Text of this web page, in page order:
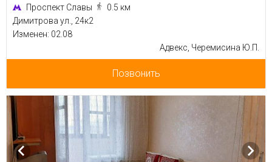
Проспект Славы
0.5 км
Димитрова ул., 24к2
Изменен: 02.08
Адвекс, Черемисина Ю.П.
Позвонить